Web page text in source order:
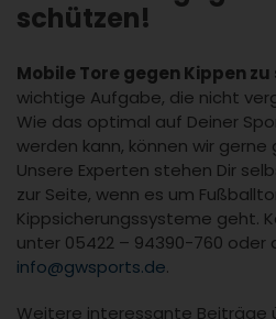
schützen!
Mobile Tore gegen Kippen
wichtige Aufgabe, die nicht
Wie das optimal auf Deiner
werden kann, können wir
Unsere Experten stehen Dir
zur Seite, wenn es um
Kippsicherungssysteme geht.
unter 05422 – 94390-760 oder
info@gwsports.de.
Weitere interessante Beiträge